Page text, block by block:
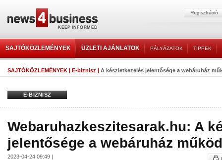
SAJTÓKÖZLEMÉNYEK ÜZLETI AJÁNLATOK PÁLYÁZATOK TIPPEK
SAJTÓKÖZLEMÉNYEK | E-biznisz | A készletkezelés jelentősége a webáruház
E-BIZNISZ
Webaruhazkeszitesarak.hu: A
jelentősége a webáruház
2023-04-24 09:49 |